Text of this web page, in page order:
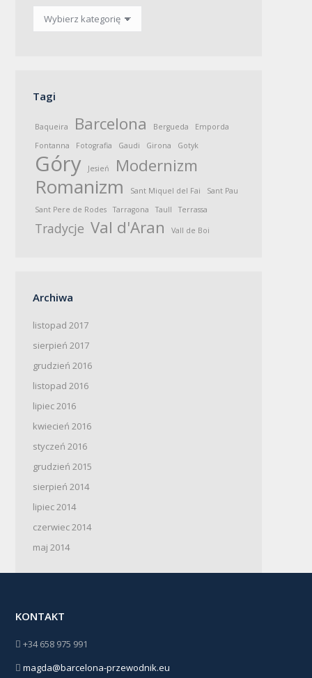
Kategorie
Tagi
Baqueira Barcelona Bergueda
Emporda
Fontanna
Fotografia Gaudi Girona Gotyk
Góry Jesień Modernizm
Romanizm Sant Miquel del Fai
Sant Pau
Sant Pere de Rodes
Tarragona Taull Terrassa
Tradycje Val d'Aran Vall de Boi
Archiwa
listopad 2017
sierpień 2017
grudzień 2016
listopad 2016
lipiec 2016
kwiecień 2016
styczeń 2016
grudzień 2015
sierpień 2014
lipiec 2014
czerwiec 2014
maj 2014
KONTAKT
+34 658 975 991
magda@barcelona-przewodnik.eu